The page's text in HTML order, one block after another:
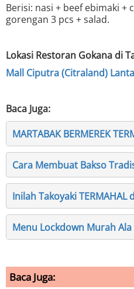
Berisi: nasi + beef ebimaki +
gorengan 3 pcs + salad.
Lokasi Restoran Gokana di
Mall Ciputra (Citraland)
Baca Juga:
MARTABAK BERMEREK
Cara Membuat Bakso
Inilah Takoyaki TERMAHAL
Menu Lockdown Murah
Baca Juga: